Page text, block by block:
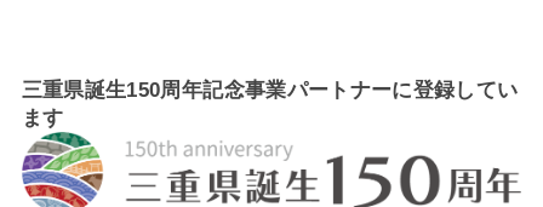
三重県誕生150周年記念事業パートナーに登録してい
ます